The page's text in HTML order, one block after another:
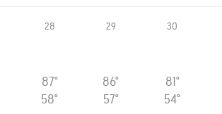
28
87°
58°
29
86°
57°
30
81°
54°